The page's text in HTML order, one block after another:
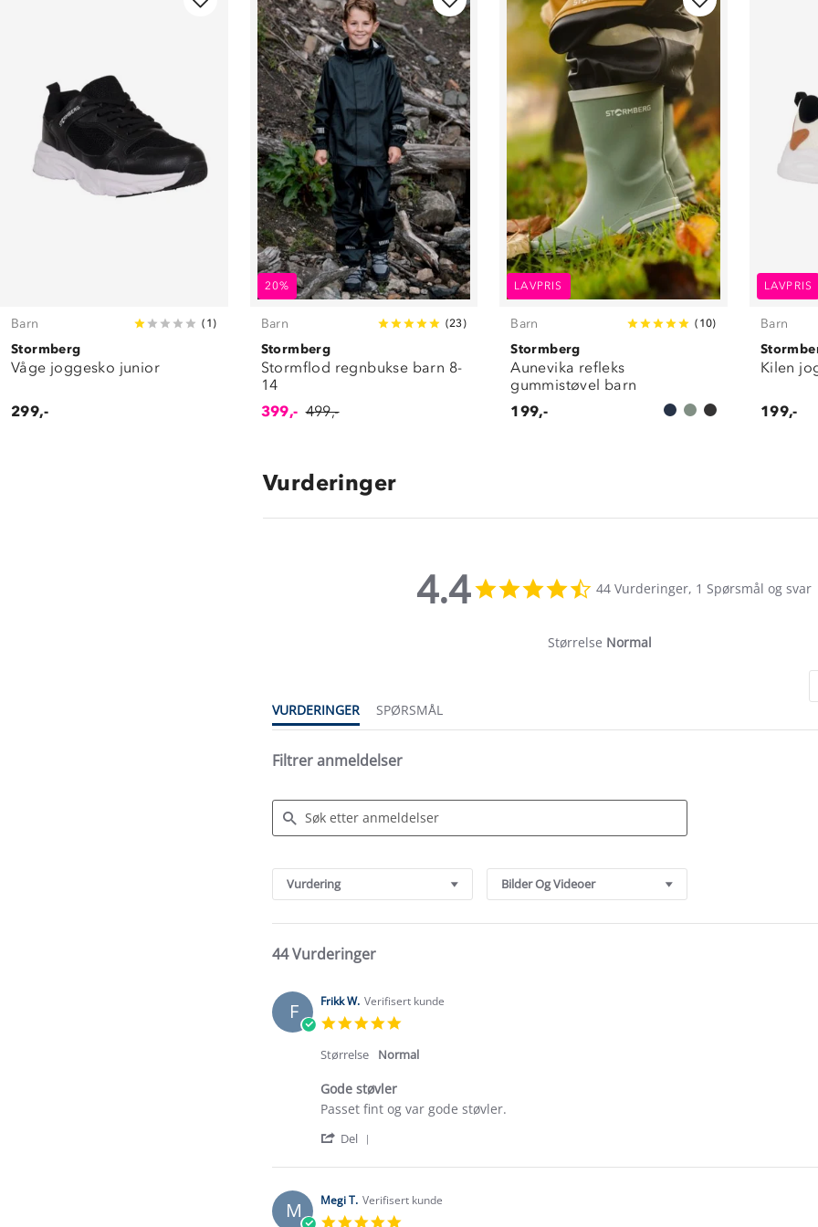
Barn ( 1 )
Stormberg
Våge joggesko junior
299,-
20%
Barn (23)
Stormberg
Stormflod regnbukse barn 8-
14
399,- 499,-
LAVPRIS
Barn ( 10)
Stormberg
Aunevika refleks
gummistøvel barn
199,-
LAVPRIS
Barn
Kilen
199,-
Vurderinger
4.4
star
44 Vurderinger, 1 Spørsmål og svar
Størrelse Normal
VURDERINGER SPØRSMÅL
Filtrer anmeldelser
Reviews
Vurdering Bilder Og Videoer
44 Vurderinger
F Frikk W. Verifisert kunde
rating
Størrelse Normal
Gode støvler
Review
Frikk
on
Apr
2026
review
Gode
Passet fint og var gode støvler.
Del
Review
Frikk
W.
M Megi T. Verifisert kunde